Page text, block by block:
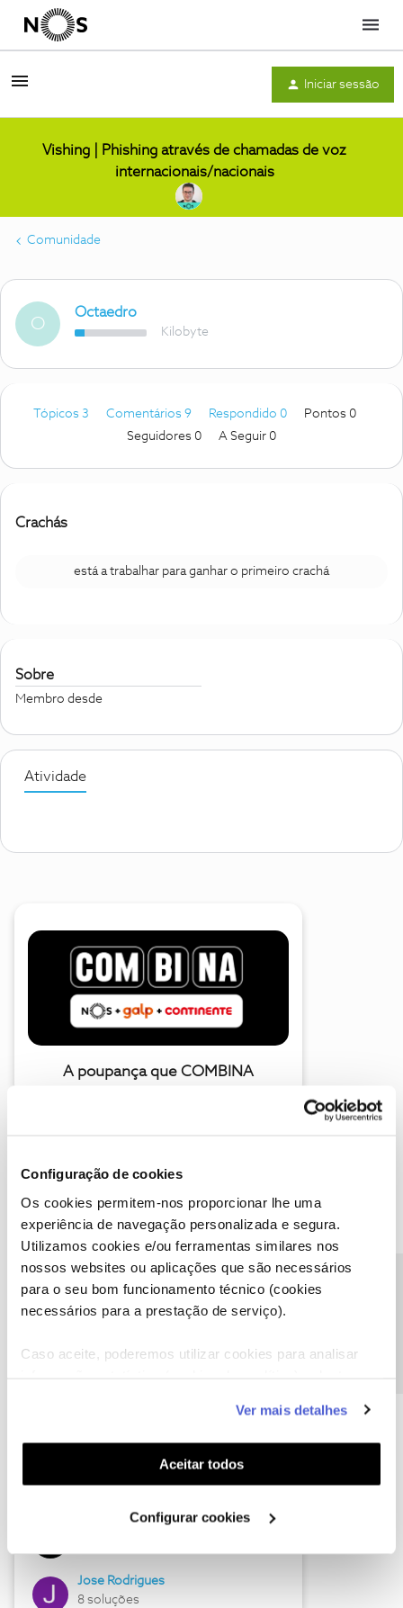
Configuração de cookies
Os cookies permitem-nos proporcionar lhe uma
experiência de navegação personalizada e segura.
Utilizamos cookies e/ou ferramentas similares nos
nossos websites ou aplicações que são necessários
para o seu bom funcionamento técnico (cookies
necessários para a prestação de serviço).
Caso aceite, poderemos utilizar cookies para analisar
funcionalidades (cookies de personalização e
funcionalidade) e adaptar anúncios aos seus interesses
(cookies de publicidade personalizada). Pode gerir a
utilização dos cookies clicando em "Configurar
Ver mais detalhes
Aceitar todos
Configurar cookies
Menu
Iniciar sessão
Vishing | Phishing através de chamadas de voz
internacionais/nacionais
Comunidade
O
Octaedro
Kilobyte
Tópicos 3 Comentários 9 Respondido 0
Pontos 0
Seguidores 0 A Seguir 0
Crachás
está a trabalhar para ganhar o primeiro crachá
Sobre
Membro desde
Atividade
A poupança que COMBINA
Descubra as novidades de junho
Hall of Fame de junho
Jose Rodrigues
8 soluções